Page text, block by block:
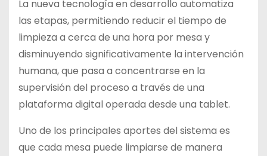
La nueva tecnología en desarrollo automatiza
las etapas, permitiendo reducir el tiempo de
limpieza a cerca de una hora por mesa y
disminuyendo significativamente la intervención
humana, que pasa a concentrarse en la
supervisión del proceso a través de una
plataforma digital operada desde una tablet.
Uno de los principales aportes del sistema es
que cada mesa puede limpiarse de manera